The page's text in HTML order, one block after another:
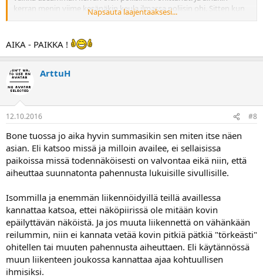
kerran menin viime kesänäkin keula ilmassa poliisin ohi. Sitten kun
saavat kiinni niin yleensä kyselevät, että kuin kovaa ajoin ja
Napsauta laajentaaksesi...
AIKA - PAIKKA !
ArttuH
12.10.2016 #8
Bone tuossa jo aika hyvin summasikin sen miten itse näen
asian. Eli katsoo missä ja milloin availee, ei sellaisissa
paikoissa missä todennäköisesti on valvontaa eikä niin, että
aiheuttaa suunnatonta pahennusta lukuisille sivullisille.
Isommilla ja enemmän liikennöidyillä teillä availlessa
kannattaa katsoa, ettei näköpiirissä ole mitään kovin
epäilyttävän näköistä. Ja jos muuta liikennettä on vähänkään
reilummin, niin ei kannata vetää kovin pitkiä pätkiä "törkeästi"
ohitellen tai muuten pahennusta aiheuttaen. Eli käytännössä
muun liikenteen joukossa kannattaa ajaa kohtuullisen
ihmisiksi.